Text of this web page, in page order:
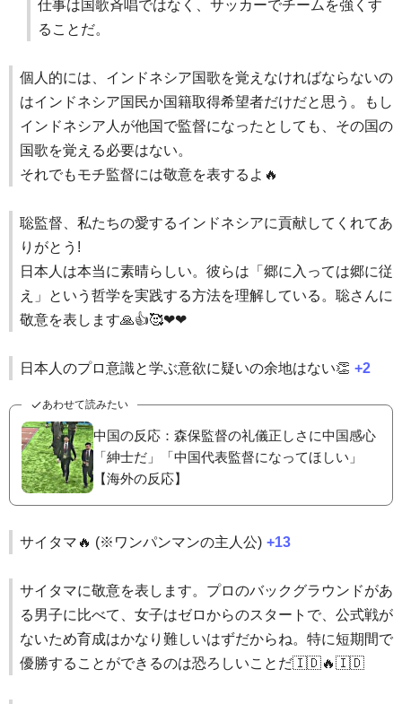
仕事は国歌斉唱ではなく、サッカーでチームを強くす
ることだ。
個人的には、インドネシア国歌を覚えなければならないの
はインドネシア国民か国籍取得希望者だけだと思う。もし
インドネシア人が他国で監督になったとしても、その国の
国歌を覚える必要はない。
それでもモチ監督には敬意を表するよ🔥
聡監督、私たちの愛するインドネシアに貢献してくれてあ
りがとう!
日本人は本当に素晴らしい。彼らは「郷に入っては郷に従
え」という哲学を実践する方法を理解している。聡さんに
敬意を表します🙏👍🥰❤❤
日本人のプロ意識と学ぶ意欲に疑いの余地はない👏 +2
あわせて読みたい
中国の反応：森保監督の礼儀正しさに中国感心
「紳士だ」「中国代表監督になってほしい」
【海外の反応】
サイタマ🔥 (※ワンパンマンの主人公) +13
サイタマに敬意を表します。プロのバックグラウンドがあ
る男子に比べて、女子はゼロからのスタートで、公式戦が
ないため育成はかなり難しいはずだからね。特に短期間で
優勝することができるのは恐ろしいことだ🇮🇩🔥🇮🇩